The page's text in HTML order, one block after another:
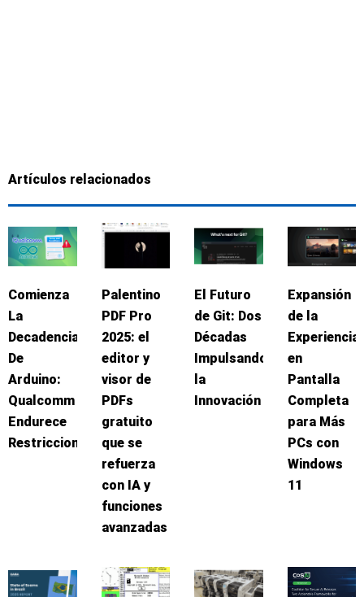
Artículos relacionados
Comienza
La
Decadencia
De
Arduino:
Qualcomm
Endurece
Restricciones
Palentino
PDF Pro
2025: el
editor y
visor de
PDFs
gratuito
que se
refuerza
con IA y
funciones
avanzadas
El Futuro
de Git: Dos
Décadas
Impulsando
la
Innovación
Expansión
de la
Experiencia
en
Pantalla
Completa
para Más
PCs con
Windows
11